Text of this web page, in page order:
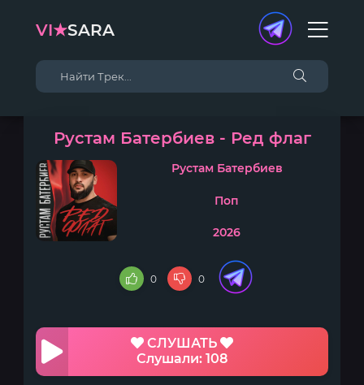
VI★SARA
Рустам Батербиев - Ред флаг
Рустам Батербиев
Поп
2026
0 0
СЛУШАТЬ
Слушали: 108